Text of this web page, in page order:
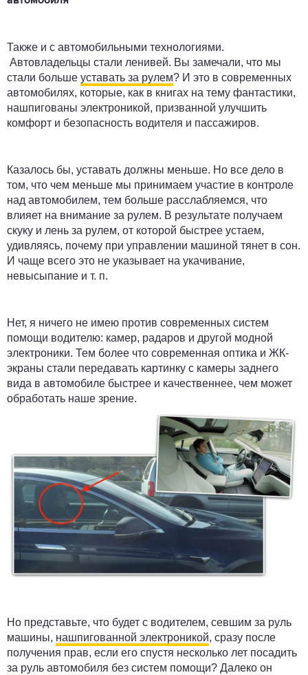
Также и с автомобильными технологиями.
Автовладельцы стали ленивей. Вы замечали, что мы
стали больше уставать за рулем? И это в современных
автомобилях, которые, как в книгах на тему фантастики,
нашпигованы электроникой, призванной улучшить
комфорт и безопасность водителя и пассажиров.
Казалось бы, уставать должны меньше. Но все дело в
том, что чем меньше мы принимаем участие в контроле
над автомобилем, тем больше расслабляемся, что
влияет на внимание за рулем. В результате получаем
скуку и лень за рулем, от которой быстрее устаем,
удивляясь, почему при управлении машиной тянет в сон.
И чаще всего это не указывает на укачивание,
невысыпание и т. п.
Нет, я ничего не имею против современных систем
помощи водителю: камер, радаров и другой модной
электроники. Тем более что современная оптика и ЖК-
экраны стали передавать картинку с камеры заднего
вида в автомобиле быстрее и качественнее, чем может
обработать наше зрение.
Но представьте, что будет с водителем, севшим за руль
машины, нашпигованной электроникой, сразу после
получения прав, если его спустя несколько лет посадить
за руль автомобиля без систем помощи? Далеко он